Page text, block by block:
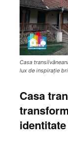
Casa
lux de inspirație
Casa